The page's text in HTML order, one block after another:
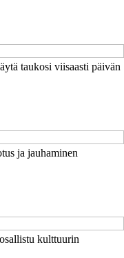
taukosi viisaasti päivän
ja jauhaminen
kulttuurin